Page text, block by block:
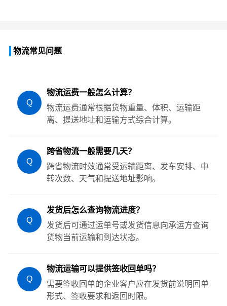
物流常见问题
Q
物流运费一般怎么计算？
物流运费通常根据货物重量、体积、运输距
离、提送地址和运输方式综合计算。
Q
跨省物流一般需要几天？
跨省物流时效通常受运输距离、发车安排、中
转次数、天气和提送地址影响。
Q
发货后怎么查询物流进度？
发货后可通过运单号或发货信息向承运方查询
货物当前运输和到达状态。
Q
物流运输可以提供签收回单吗？
需要签收回单的企业客户应在发货前说明回单
形式、签收要求和返回时限。